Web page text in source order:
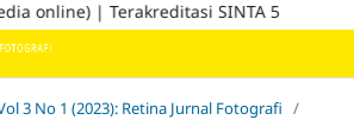
| Terakreditasi SINTA 5
3 No 1 (2023): Retina Jurnal Fotografi /